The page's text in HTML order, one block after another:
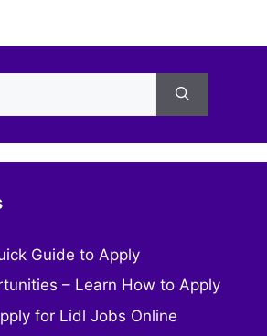
Guide to Apply
– Learn How to Apply
for Lidl Jobs Online